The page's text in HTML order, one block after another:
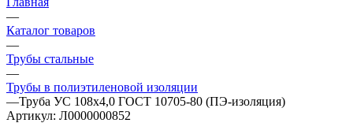
—
Каталог товаров
—
Трубы стальные
—
Трубы в полиэтиленовой изоляции
—Труба УС 108х4,0 ГОСТ 10705-80 (ПЭ-изоляция)
Артикул: Л0000000852